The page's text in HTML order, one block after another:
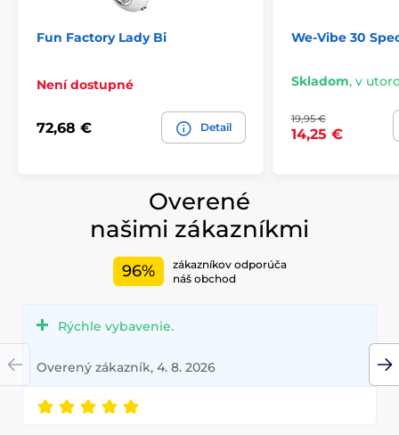
Fun Factory Lady Bi
Není dostupné
72,68 € Detail
We-Vibe 30
Skladom, v
19,95 €
14,25 €
Overené
našimi zákazníkmi
96%
zákazníkov odporúča
náš obchod
Rýchle vybavenie.
Overený zákazník, 4. 8. 2026